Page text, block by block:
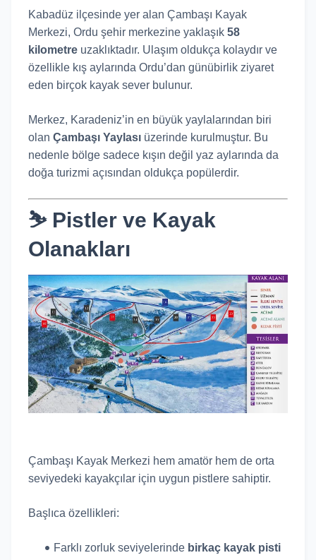
Kabadüz ilçesinde yer alan Çambaşı Kayak
Merkezi, Ordu şehir merkezine yaklaşık 58
kilometre uzaklıktadır. Ulaşım oldukça kolaydır ve
özellikle kış aylarında Ordu’dan günübirlik ziyaret
eden birçok kayak sever bulunur.
Merkez, Karadeniz’in en büyük yaylalarından biri
olan Çambaşı Yaylası üzerinde kurulmuştur. Bu
nedenle bölge sadece kışın değil yaz aylarında da
doğa turizmi açısından oldukça popülerdir.
⛷️ Pistler ve Kayak
Olanakları
Çambaşı Kayak Merkezi hem amatör hem de orta
seviyedeki kayakçılar için uygun pistlere sahiptir.
Başlıca özellikleri:
Farklı zorluk seviyelerinde birkaç kayak pisti